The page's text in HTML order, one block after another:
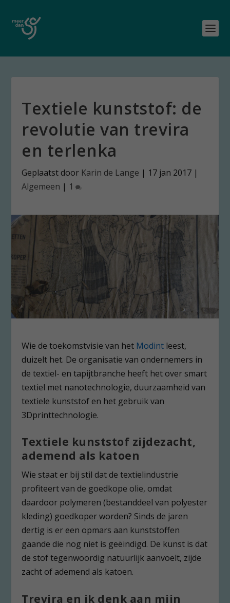
Textiele kunststof: de
revolutie van trevira
en terlenka
Geplaatst door Karin de Lange | 17 jan 2017 |
Algemeen | 1
Wie de toekomstvisie van het Modint leest,
duizelt het. De organisatie van ondernemers in
de textiel- en tapijtbranche heeft het over smart
textiel met nanotechnologie, duurzaamheid van
textiele kunststof en het gebruik van
3Dprinttechnologie.
Textiele kunststof zijdezacht,
ademend als katoen
Wie staat er bij stil dat de textielindustrie
profiteert van de goedkope olie, omdat
daardoor polymeren (bestanddeel van polyester
kleding) goedkoper worden? Sinds de jaren
dertig is er een opmars aan kunststoffen
gaande die nog niet is geëindigd. De kunst is dat
de stof tegenwoordig natuurlijk aanvoelt, zijde
zacht of ademend als katoen.
Trevira en ik denk aan mijn